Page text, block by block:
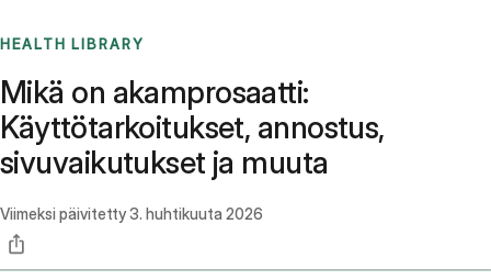
HEALTH LIBRARY
Mikä on akamprosaatti:
Käyttötarkoitukset, annostus,
sivuvaikutukset ja muuta
Viimeksi päivitetty3. huhtikuuta 2026